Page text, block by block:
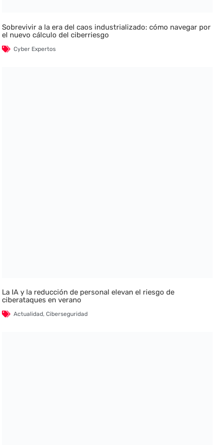
Sobrevivir a la era del caos industrializado: cómo navegar por
el nuevo cálculo del ciberriesgo
Cyber Expertos
La IA y la reducción de personal elevan el riesgo de
ciberataques en verano
Actualidad,Ciberseguridad